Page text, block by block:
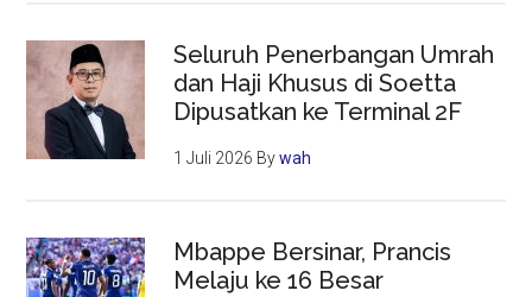
Seluruh Penerbangan Umrah
dan Haji Khusus di Soetta
Dipusatkan ke Terminal 2F
1 Juli 2026 Bywah
Mbappe Bersinar, Prancis
Melaju ke 16 Besar